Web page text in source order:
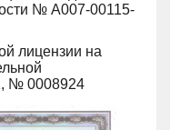
№ А007-00115-
лицензии на
№ 0008924